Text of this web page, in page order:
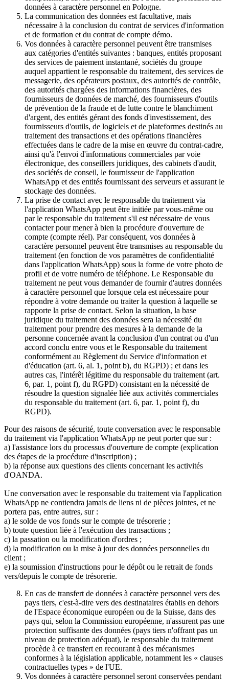
données à caractère personnel en Pologne.
La communication des données est facultative, mais
nécessaire à la conclusion du contrat de services d'information
et de formation et du contrat de compte démo.
Vos données à caractère personnel peuvent être transmises
aux catégories d'entités suivantes : banques, entités proposant
des services de paiement instantané, sociétés du groupe
auquel appartient le responsable du traitement, des services de
messagerie, des opérateurs postaux, des autorités de contrôle,
des autorités chargées des informations financières, des
fournisseurs de données de marché, des fournisseurs d'outils
de prévention de la fraude et de lutte contre le blanchiment
d'argent, des entités gérant des fonds d'investissement, des
fournisseurs d'outils, de logiciels et de plateformes destinés au
traitement des transactions et des opérations financières
effectuées dans le cadre de la mise en œuvre du contrat-cadre,
ainsi qu'à l'envoi d'informations commerciales par voie
électronique, des conseillers juridiques, des cabinets d'audit,
des sociétés de conseil, le fournisseur de l'application
WhatsApp et des entités fournissant des serveurs et assurant le
stockage des données.
La prise de contact avec le responsable du traitement via
l'application WhatsApp peut être initiée par vous-même ou
par le responsable du traitement s'il est nécessaire de vous
contacter pour mener à bien la procédure d'ouverture de
compte (compte réel). Par conséquent, vos données à
caractère personnel peuvent être transmises au responsable du
traitement (en fonction de vos paramètres de confidentialité
dans l'application WhatsApp) sous la forme de votre photo de
profil et de votre numéro de téléphone. Le Responsable du
traitement ne peut vous demander de fournir d'autres données
à caractère personnel que lorsque cela est nécessaire pour
répondre à votre demande ou traiter la question à laquelle se
rapporte la prise de contact. Selon la situation, la base
juridique du traitement des données sera la nécessité du
traitement pour prendre des mesures à la demande de la
personne concernée avant la conclusion d'un contrat ou d'un
accord conclu entre vous et le Responsable du traitement
conformément au Règlement du Service d'information et
d'éducation (art. 6, al. 1, point b), du RGPD) ; et dans les
autres cas, l'intérêt légitime du responsable du traitement (art.
6, par. 1, point f), du RGPD) consistant en la nécessité de
résoudre la question signalée liée aux activités commerciales
du responsable du traitement (art. 6, par. 1, point f), du
RGPD).
Pour des raisons de sécurité, toute conversation avec le responsable
du traitement via l'application WhatsApp ne peut porter que sur :
a) l'assistance lors du processus d'ouverture de compte (explication
des étapes de la procédure d'inscription) ;
b) la réponse aux questions des clients concernant les activités
d'OANDA.
Une conversation avec le responsable du traitement via l'application
WhatsApp ne contiendra jamais de liens ni de pièces jointes, et ne
portera pas, entre autres, sur :
a) le solde de vos fonds sur le compte de trésorerie ;
b) toute question liée à l'exécution des transactions ;
c) la passation ou la modification d'ordres ;
d) la modification ou la mise à jour des données personnelles du
client ;
e) la soumission d'instructions pour le dépôt ou le retrait de fonds
vers/depuis le compte de trésorerie.
En cas de transfert de données à caractère personnel vers des
pays tiers, c'est-à-dire vers des destinataires établis en dehors
de l'Espace économique européen ou de la Suisse, dans des
pays qui, selon la Commission européenne, n'assurent pas une
protection suffisante des données (pays tiers n'offrant pas un
niveau de protection adéquat), le responsable du traitement
procède à ce transfert en recourant à des mécanismes
conformes à la législation applicable, notamment les « clauses
contractuelles types » de l'UE.
Vos données à caractère personnel seront conservées pendant